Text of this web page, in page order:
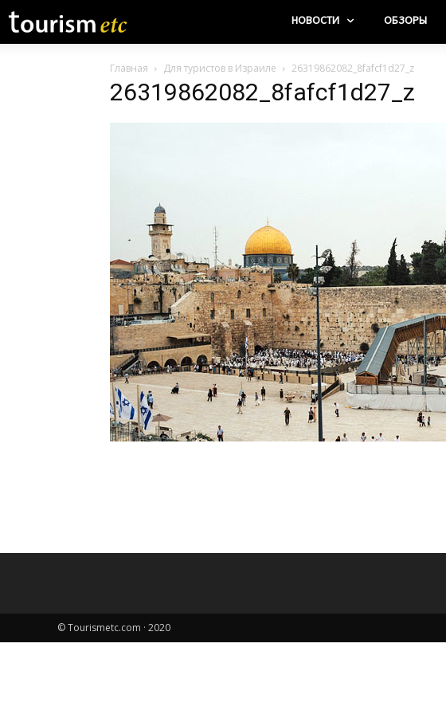
НОВОСТИ ОБЗОРЫ
Главная Для туристов в Израиле 26319862082_8fafcf1d27_z
26319862082_8fafcf1d27_z
© Tourismetc.com · 2020